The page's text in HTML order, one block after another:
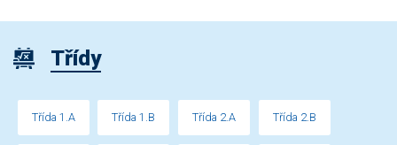
Třídy
Třída 1.A Třída 1.B Třída 2.A Třída 2.B